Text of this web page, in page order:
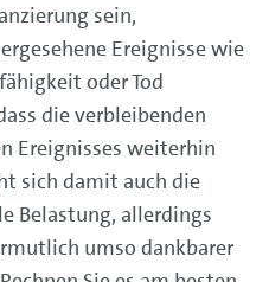
sein,
Ereignisse wie
oder Tod
die verbleibenden
Ereignisses weiterhin
sich damit auch die
Belastung, allerdings
umso dankbarer